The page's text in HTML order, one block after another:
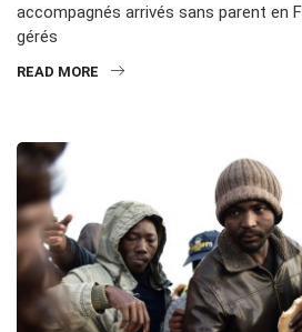
accompagnés arrivés sans parent en
gérés
READ MORE